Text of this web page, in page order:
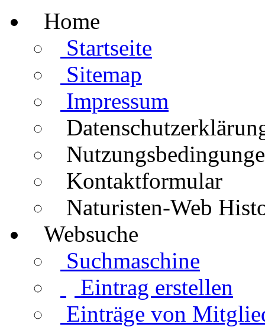
Home
Startseite
Sitemap
Impressum
Kontaktformular
Naturisten-Web
Websuche
Suchmaschine
Eintrag erstellen
Einträge von